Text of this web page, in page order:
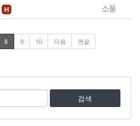
H 소풍
8 9 10 다음 맨끝